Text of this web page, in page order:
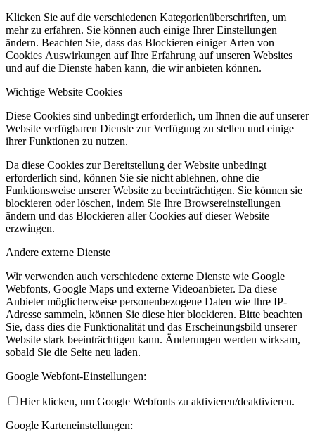
Klicken Sie auf die verschiedenen Kategorienüberschriften, um
mehr zu erfahren. Sie können auch einige Ihrer Einstellungen
ändern. Beachten Sie, dass das Blockieren einiger Arten von
Cookies Auswirkungen auf Ihre Erfahrung auf unseren Websites
und auf die Dienste haben kann, die wir anbieten können.
Wichtige Website Cookies
Diese Cookies sind unbedingt erforderlich, um Ihnen die auf unserer
Website verfügbaren Dienste zur Verfügung zu stellen und einige
ihrer Funktionen zu nutzen.
Da diese Cookies zur Bereitstellung der Website unbedingt
erforderlich sind, können Sie sie nicht ablehnen, ohne die
Funktionsweise unserer Website zu beeinträchtigen. Sie können sie
blockieren oder löschen, indem Sie Ihre Browsereinstellungen
ändern und das Blockieren aller Cookies auf dieser Website
erzwingen.
Andere externe Dienste
Wir verwenden auch verschiedene externe Dienste wie Google
Webfonts, Google Maps und externe Videoanbieter. Da diese
Anbieter möglicherweise personenbezogene Daten wie Ihre IP-
Adresse sammeln, können Sie diese hier blockieren. Bitte beachten
Sie, dass dies die Funktionalität und das Erscheinungsbild unserer
Website stark beeinträchtigen kann. Änderungen werden wirksam,
sobald Sie die Seite neu laden.
Google Webfont-Einstellungen:
Hier klicken, um Google Webfonts zu aktivieren/deaktivieren.
Google Karteneinstellungen: